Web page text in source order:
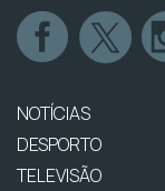
NOTÍCIAS
DESPORTO
TELEVISÃO